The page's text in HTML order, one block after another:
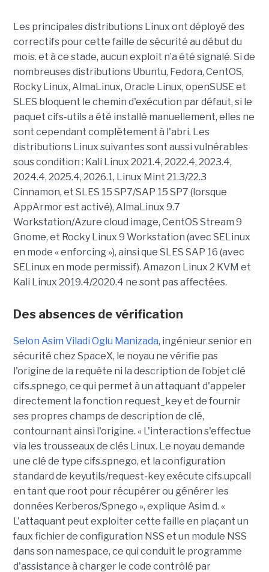
Les principales distributions Linux ont déployé des
correctifs pour cette faille de sécurité au début du
mois. et à ce stade, aucun exploit n’a été signalé. Si de
nombreuses distributions Ubuntu, Fedora, CentOS,
Rocky Linux, AlmaLinux, Oracle Linux, openSUSE et
SLES bloquent le chemin d'exécution par défaut, si le
paquet cifs-utils a été installé manuellement, elles ne
sont cependant complètement à l'abri. Les
distributions Linux suivantes sont aussi vulnérables
sous condition : Kali Linux 2021.4, 2022.4, 2023.4,
2024.4, 2025.4, 2026.1, Linux Mint 21.3/22.3
Cinnamon, et SLES 15 SP7/SAP 15 SP7 (lorsque
AppArmor est activé), AlmaLinux 9.7
Workstation/Azure cloud image, CentOS Stream 9
Gnome, et Rocky Linux 9 Workstation (avec SELinux
en mode « enforcing »), ainsi que SLES SAP 16 (avec
SELinux en mode permissif). Amazon Linux 2 KVM et
Kali Linux 2019.4/2020.4 ne sont pas affectées.
Des absences de vérification
Selon Asim Viladi Oglu Manizada, ingénieur senior en
sécurité chez SpaceX, le noyau ne vérifie pas
l'origine de la requête ni la description de l’objet clé
cifs.spnego, ce qui permet à un attaquant d'appeler
directement la fonction request_key et de fournir
ses propres champs de description de clé,
contournant ainsi l'origine. « L'interaction s'effectue
via les trousseaux de clés Linux. Le noyau demande
une clé de type cifs.spnego, et la configuration
standard de keyutils/request-key exécute cifs.upcall
en tant que root pour récupérer ou générer les
données Kerberos/Spnego », explique Asim d. «
L'attaquant peut exploiter cette faille en plaçant un
faux fichier de configuration NSS et un module NSS
dans son namespace, ce qui conduit le programme
d'assistance à charger le code contrôlé par